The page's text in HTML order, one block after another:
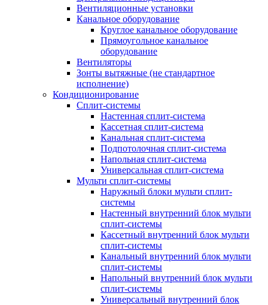
Вентиляционные установки
Канальное оборудование
Круглое канальное оборудование
Прямоугольное канальное
оборудование
Вентиляторы
Зонты вытяжные (не стандартное
исполнение)
Кондиционирование
Сплит-системы
Настенная сплит-система
Кассетная сплит-система
Канальная сплит-система
Подпотолочная сплит-система
Напольная сплит-система
Универсальная сплит-система
Мульти сплит-системы
Наружный блоки мульти сплит-
системы
Настенный внутренний блок мульти
сплит-системы
Кассетный внутренний блок мульти
сплит-системы
Канальный внутренний блок мульти
сплит-системы
Напольный внутренний блок мульти
сплит-системы
Универсальный внутренний блок